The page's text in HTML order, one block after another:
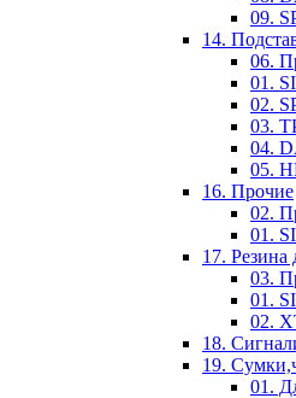
09.
14.
06.
01.
02.
03.
04.
05.
16. Прочие
02.
01.
17. Резина
03.
01.
02.
18.
19.
01.